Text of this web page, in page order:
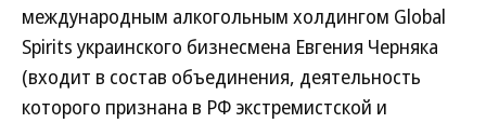
международным алкогольным холдингом Global
Spirits украинского бизнесмена Евгения Черняка
(входит в состав объединения, деятельность
которого признана в РФ экстремистской и